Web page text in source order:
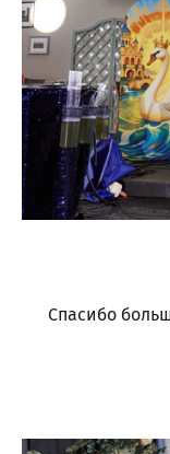
Спасибо